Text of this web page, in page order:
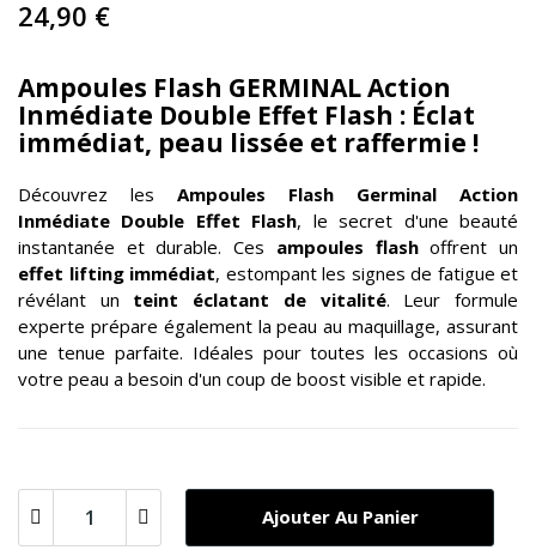
24,90 €
Ampoules Flash GERMINAL Action
Inmédiate Double Effet Flash : Éclat
immédiat, peau lissée et raffermie !
Découvrez les Ampoules Flash Germinal
Action
Inmédiate Double Effet Flash, le secret d'une beauté
instantanée et durable. Ces ampoules flashoffrent un
effet lifting immédiat, estompant les signes de fatigue et
révélant un teint éclatant de vitalité. Leur formule
experte prépare également la peau au maquillage, assurant
une tenue parfaite. Idéales pour toutes les occasions où
votre peau a besoin d'un coup de boost visible et rapide.
Ajouter Au Panier